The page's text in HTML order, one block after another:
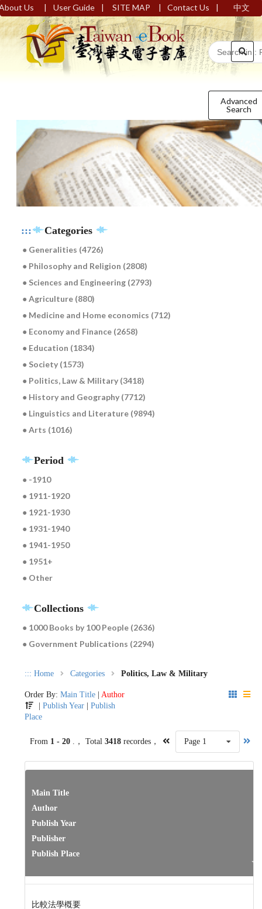
Us | User Guide | SITE MAP | Contact Us | 中文
Advanced
Search
::: Categories
● Generalities (4726)
● Philosophy and Religion (2808)
● Sciences and Engineering (2793)
● Agriculture (880)
● Medicine and Home economics (712)
● Economy and Finance (2658)
● Education (1834)
● Society (1573)
● Politics, Law & Military (3418)
● History and Geography (7712)
● Linguistics and Literature (9894)
● Arts (1016)
Period
● -1910
● 1911-1920
● 1921-1930
● 1931-1940
● 1941-1950
● 1951+
● Other
Collections
● 1000 Books by 100 People (2636)
● Government Publications (2294)
::: Home Categories Politics, Law & Military
Order By: Main Title
Author
|Publish Year |Publish
Place
From 1 - 20 .， Total 3418recordes， Page 1
Main Title
Author
Publish Year
Publisher
Publish Place
比較法學槪要